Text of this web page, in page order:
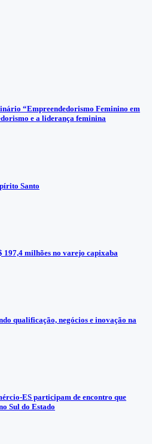
“Empreendedorismo Feminino em
e a liderança feminina
Santo
197,4 milhões no varejo capixaba
qualificação, negócios e inovação na
ES participam de encontro que
Sul do Estado